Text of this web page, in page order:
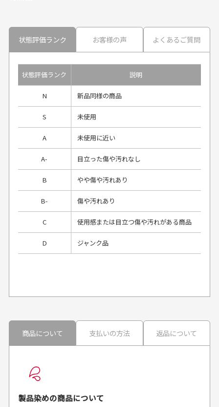
状態評価ランク お客様の声 よくあるご質問
状態評価ランク 説明
N 新品同様の商品
S 未使用
A 未使用に近い
A- 目立った傷や汚れなし
B やや傷や汚れあり
B- 傷や汚れあり
C 使用感または目立つ傷や汚れがある商品
D ジャンク品
良かった！
がとうございます。丁寧
30代男性
お届け希望日時をご指定頂けます。
ご注文時にご指定下さい。
商品について 支払いの方法 返品について
製品染めの商品について